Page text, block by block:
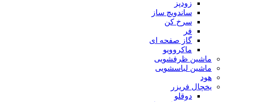
زودپز
ساندویچ ساز
سرخ کن
فر
گاز صفحه ای
ماکروویو
ماشین ظرفشویی
ماشین لباسشویی
هود
یخچال فریزر
دوقلو